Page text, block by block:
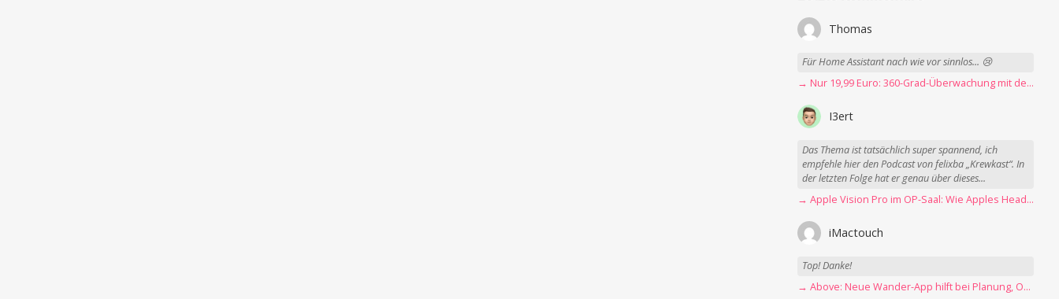
Thomas
Für Home Assistant nach wie vor sinnlos... 😢
→ Nur 19,99 Euro: 360-Grad-Überwachung mit der Blink Mini Pan-Tilt Kamera
I3ert
Das Thema ist tatsächlich super spannend, ich
empfehle hier den Podcast von felixba „Krewkast“. In
der letzten Folge hat er genau über dieses...
→ Apple Vision Pro im OP-Saal: Wie Apples Headset Operationen beschleunigt
iMactouch
Top! Danke!
→ Above: Neue Wander-App hilft bei Planung, Orientierung und Erinnerungen